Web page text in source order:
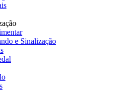
e Sinalização